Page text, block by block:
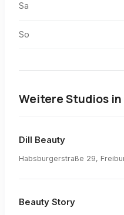
Sa
So
Weitere Studios in
Dill Beauty
Beauty Story